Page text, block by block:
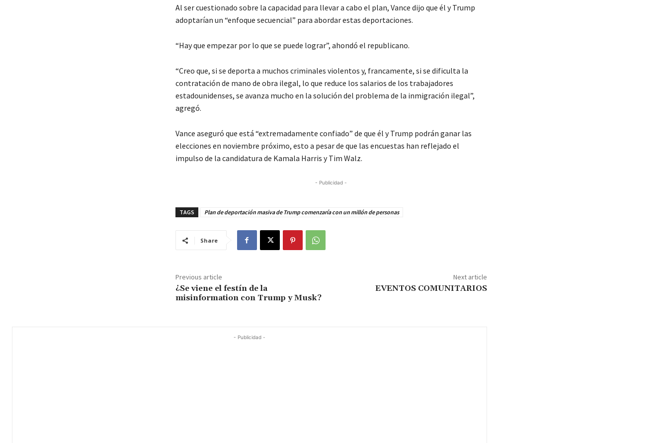
Al ser cuestionado sobre la capacidad para llevar a cabo el plan, Vance dijo que él y Trump
adoptarían un “enfoque secuencial” para abordar estas deportaciones.
“Hay que empezar por lo que se puede lograr”, ahondó el republicano.
“Creo que, si se deporta a muchos criminales violentos y, francamente, si se dificulta la
contratación de mano de obra ilegal, lo que reduce los salarios de los trabajadores
estadounidenses, se avanza mucho en la solución del problema de la inmigración ilegal”,
agregó.
Vance aseguró que está “extremadamente confiado” de que él y Trump podrán ganar las
elecciones en noviembre próximo, esto a pesar de que las encuestas han reflejado el
impulso de la candidatura de Kamala Harris y Tim Walz.
- Publicidad -
TAGS Plan de deportación masiva de Trump comenzaría con un millón de personas
Share
Previous article
¿Se viene el festín de la
misinformation con Trump y Musk?
Next article
EVENTOS COMUNITARIOS
- Publicidad -